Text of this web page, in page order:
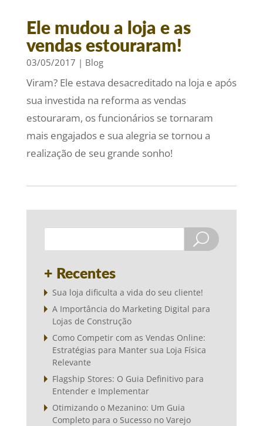
Ele mudou a loja e as
vendas estouraram!
03/05/2017 | Blog
Viram? Ele estava desacreditado na loja e após
sua investida na reforma as vendas
estouraram, os funcionários se tornaram
mais engajados e sua alegria se tornou a
realização de seu grande sonho!
+ Recentes
Sua loja dificulta a vida do seu cliente!
A Importância do Marketing Digital para
Lojas de Construção
Como Competir com as Vendas Online:
Estratégias para Manter sua Loja Física
Relevante
Flagship Stores: O Guia Definitivo para
Entender e Implementar
Otimizando o Mezanino: Um Guia
Completo para o Sucesso no Varejo